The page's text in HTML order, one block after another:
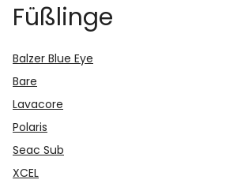
Füßlinge
Balzer Blue Eye
Bare
Lavacore
Polaris
Seac Sub
XCEL